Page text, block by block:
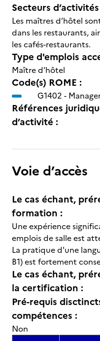
Secteurs
Les maîtres d’hôtel
dans les restaurants,
les cafés-restaurants.
Type d'emplois
Maître d’hôtel
Code(s) ROME :
G1402 -
Références
d’activité :
Voie d’accès
Le cas échant,
formation :
Une expérience
emplois de salle est
La pratique d'une
B1) est fortement
Le cas échant,
la certification :
Pré-requis
compétences :
Non